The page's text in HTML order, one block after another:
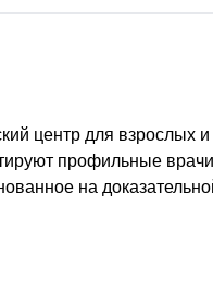
центр для взрослых
профильные
на